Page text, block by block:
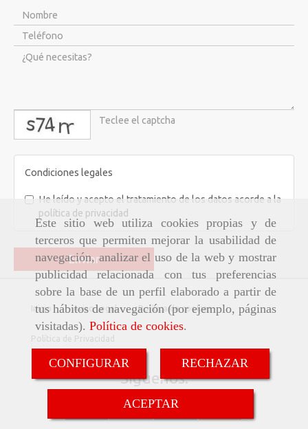
Este sitio web utiliza cookies propias y de
terceros que permiten mejorar la usabilidad de
navegación, analizar el uso de la web y mostrar
publicidad relacionada con tus preferencias
sobre la base de un perfil elaborado a partir de
tus hábitos de navegación (por ejemplo, páginas
visitadas). Política de cookies.
CONFIGURAR RECHAZAR
ACEPTAR
captcha
Condiciones legales
He leído y acepto el tratamiento de los datos acorde a la
política de privacidad
Enviar
Inicio Aviso Legal Política de cookies
Política de Privacidad
Síguenos: